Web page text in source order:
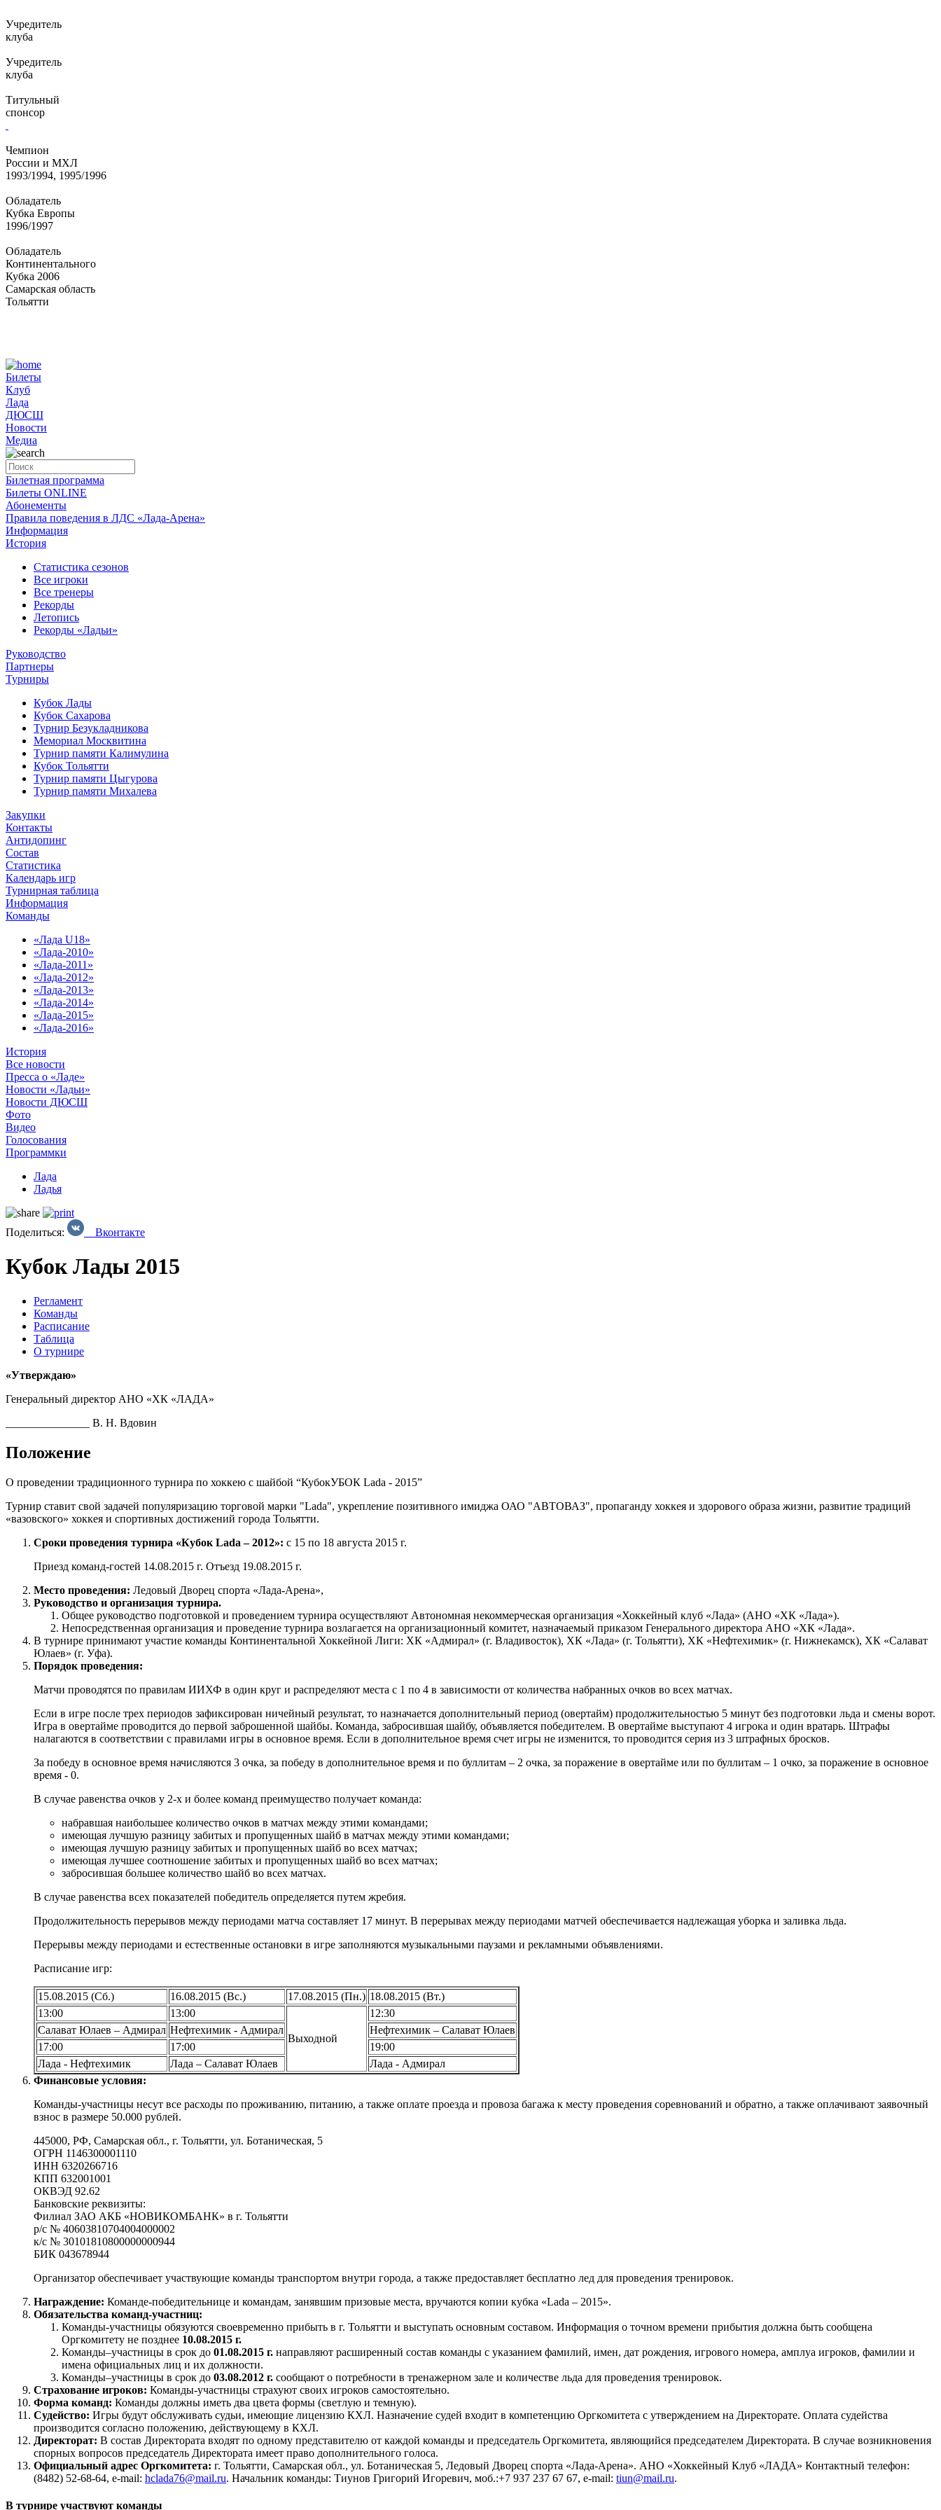
Учредитель
клуба
Учредитель
клуба
Титульный
спонсор
Чемпион
России и МХЛ
1993/1994, 1995/1996
Обладатель
Кубка Европы
1996/1997
Обладатель
Континентального
Кубка 2006
Самарская область
Тольятти
Билеты
Клуб
Лада
ДЮСШ
Новости
Медиа
Билетная программа
Билеты ONLINE
Абонементы
Правила поведения в ЛДС «Лада-Арена»
Информация
История
Статистика сезонов
Все игроки
Все тренеры
Рекорды
Летопись
Рекорды «Ладьи»
Руководство
Партнеры
Турниры
Кубок Лады
Кубок Сахарова
Турнир Безукладникова
Мемориал Москвитина
Турнир памяти Калимулина
Кубок Тольятти
Турнир памяти Цыгурова
Турнир памяти Михалева
Закупки
Контакты
Антидопинг
Состав
Статистика
Календарь игр
Турнирная таблица
Информация
Команды
«Лада U18»
«Лада-2010»
«Лада-2011»
«Лада-2012»
«Лада-2013»
«Лада-2014»
«Лада-2015»
«Лада-2016»
История
Все новости
Пресса о «Ладе»
Новости «Ладьи»
Новости ДЮСШ
Фото
Видео
Голосования
Программки
Лада
Ладья
Поделиться: Вконтакте
Кубок Лады 2015
Регламент
Команды
Расписание
Таблица
О турнире
«Утверждаю»
Генеральный директор АНО «ХК «ЛАДА»
_______________ В. Н. Вдовин
Положение
О проведении традиционного турнира по хоккею с шайбой “КубокУБОК Lada - 2015”
Турнир ставит свой задачей популяризацию торговой марки "Lada", укрепление позитивного имиджа ОАО "АВТОВАЗ", пропаганду хоккея и здорового образа жизни, развитие традиций
«вазовского» хоккея и спортивных достижений города Тольятти.
Сроки проведения турнира «Кубок Lada – 2012»: с 15 по 18 августа 2015 г.
Приезд команд-гостей 14.08.2015 г. Отъезд 19.08.2015 г.
Место проведения: Ледовый Дворец спорта «Лада-Арена»,
Руководство и организация турнира.
Общее руководство подготовкой и проведением турнира осуществляют Автономная некоммерческая организация «Хоккейный клуб «Лада» (АНО «ХК «Лада»).
Непосредственная организация и проведение турнира возлагается на организационный комитет, назначаемый приказом Генерального директора АНО «ХК «Лада».
В турнире принимают участие команды Континентальной Хоккейной Лиги: ХК «Адмирал» (г. Владивосток), ХК «Лада» (г. Тольятти), ХК «Нефтехимик» (г. Нижнекамск), ХК «Салават
Юлаев» (г. Уфа).
Порядок проведения:
Матчи проводятся по правилам ИИХФ в один круг и распределяют места с 1 по 4 в зависимости от количества набранных очков во всех матчах.
Если в игре после трех периодов зафиксирован ничейный результат, то назначается дополнительный период (овертайм) продолжительностью 5 минут без подготовки льда и смены ворот.
Игра в овертайме проводится до первой заброшенной шайбы. Команда, забросившая шайбу, объявляется победителем. В овертайме выступают 4 игрока и один вратарь. Штрафы
налагаются в соответствии с правилами игры в основное время. Если в дополнительное время счет игры не изменится, то проводится серия из 3 штрафных бросков.
За победу в основное время начисляются 3 очка, за победу в дополнительное время и по буллитам – 2 очка, за поражение в овертайме или по буллитам – 1 очко, за поражение в основное
время - 0.
В случае равенства очков у 2-х и более команд преимущество получает команда:
набравшая наибольшее количество очков в матчах между этими командами;
имеющая лучшую разницу забитых и пропущенных шайб в матчах между этими командами;
имеющая лучшую разницу забитых и пропущенных шайб во всех матчах;
имеющая лучшее соотношение забитых и пропущенных шайб во всех матчах;
забросившая большее количество шайб во всех матчах.
В случае равенства всех показателей победитель определяется путем жребия.
Продолжительность перерывов между периодами матча составляет 17 минут. В перерывах между периодами матчей обеспечивается надлежащая уборка и заливка льда.
Перерывы между периодами и естественные остановки в игре заполняются музыкальными паузами и рекламными объявлениями.
Расписание игр:
15.08.2015 (Cб.) 16.08.2015 (Вс.) 17.08.2015 (Пн.) 18.08.2015 (Вт.)
13:00
13:00
Выходной
12:30
Салават Юлаев – Адмирал Нефтехимик - Адмирал
Нефтехимик – Салават Юлаев
17:00
17:00
19:00
Лада - Нефтехимик
Лада – Салават Юлаев
Лада - Адмирал
Финансовые условия:
Команды-участницы несут все расходы по проживанию, питанию, а также оплате проезда и провоза багажа к месту проведения соревнований и обратно, а также оплачивают заявочный
взнос в размере 50.000 рублей.
445000, РФ, Самарская обл., г. Тольятти, ул. Ботаническая, 5
ОГРН 1146300001110
ИНН 6320266716
КПП 632001001
ОКВЭД 92.62
Банковские реквизиты:
Филиал ЗАО АКБ «НОВИКОМБАНК» в г. Тольятти
р/с № 40603810704004000002
к/с № 30101810800000000944
БИК 043678944
Организатор обеспечивает участвующие команды транспортом внутри города, а также предоставляет бесплатно лед для проведения тренировок.
Награждение: Команде-победительнице и командам, занявшим призовые места, вручаются копии кубка «Lada – 2015».
Обязательства команд-участниц:
Команды-участницы обязуются своевременно прибыть в г. Тольятти и выступать основным составом. Информация о точном времени прибытия должна быть сообщена
Оргкомитету не позднее 10.08.2015 г.
Команды–участницы в срок до 01.08.2015 г. направляют расширенный состав команды с указанием фамилий, имен, дат рождения, игрового номера, амплуа игроков, фамилии и
имена официальных лиц и их должности.
Команды–участницы в срок до 03.08.2012 г. сообщают о потребности в тренажерном зале и количестве льда для проведения тренировок.
Страхование игроков: Команды-участницы страхуют своих игроков самостоятельно.
Форма команд: Команды должны иметь два цвета формы (светлую и темную).
Судейство: Игры будут обслуживать судьи, имеющие лицензию КХЛ. Назначение судей входит в компетенцию Оргкомитета с утверждением на Директорате. Оплата судейства
производится согласно положению, действующему в КХЛ.
Директорат: В состав Директората входят по одному представителю от каждой команды и председатель Оргкомитета, являющийся председателем Директората. В случае возникновения
спорных вопросов председатель Директората имеет право дополнительного голоса.
Официальный адрес Оргкомитета: г. Тольятти, Самарская обл., ул. Ботаническая 5, Ледовый Дворец спорта «Лада-Арена». АНО «Хоккейный Клуб «ЛАДА» Контактный телефон:
(8482) 52-68-64, e-mail: hclada76@mail.ru. Начальник команды: Тиунов Григорий Игоревич, моб.:+7 937 237 67 67, e-mail: tiun@mail.ru.
В турнире участвуют команды